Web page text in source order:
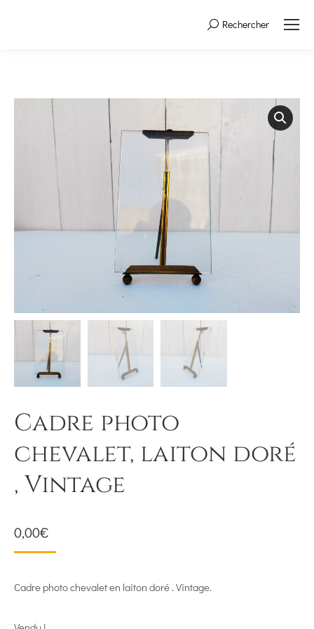
Search:Rechercher
Cadre photo
chevalet, laiton doré
, Vintage
0,00€
Cadre photo chevalet en laiton doré . Vintage.